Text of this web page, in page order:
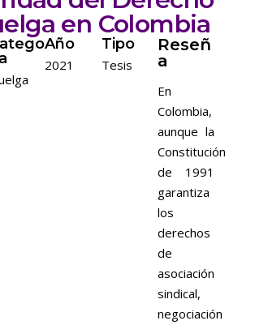
en Colombia
Año
2021
Tipo
Tesis
Reseñ
a
En
Colombia,
aunque la
Constitución
de 1991
garantiza
los
derechos
de
asociación
sindical,
negociación